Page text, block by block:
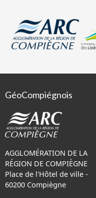
GéoCompiégnois
AGGLOMÉRATION DE LA
RÉGION DE COMPIÈGNE
Place de l'Hôtel de ville -
60200 Compiègne